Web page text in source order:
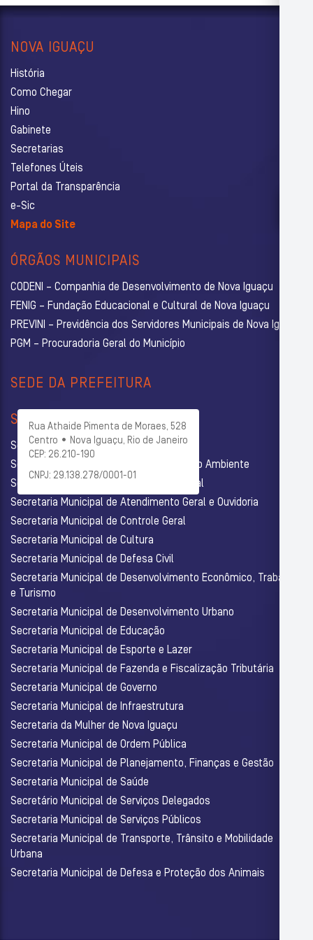
NOVA IGUAÇU
História
Como Chegar
Hino
Gabinete
Secretarias
Telefones Úteis
Portal da Transparência
e-Sic
Mapa do Site
ÓRGÃOS MUNICIPAIS
CODENI – Companhia de Desenvolvimento de Nova Iguaçu
FENIG – Fundação Educacional e Cultural de Nova Iguaçu
PREVINI – Previdência dos Servidores Municipais de Nova Iguaçu
PGM – Procuradoria Geral do Município
SEDE DA PREFEITURA
Rua Athaide Pimenta de Moraes, 528
Centro • Nova Iguaçu, Rio de Janeiro
CEP: 26.210-190
CNPJ: 29.138.278/0001-01
SECRETARIAS
Secretaria Municipal de Administração
Secretaria Municipal de Agricultura e Meio Ambiente
Secretaria Municipal de Assistência Social
Secretaria Municipal de Atendimento Geral e Ouvidoria
Secretaria Municipal de Controle Geral
Secretaria Municipal de Cultura
Secretaria Municipal de Defesa Civil
Secretaria Municipal de Desenvolvimento Econômico, Trabalho
e Turismo
Secretaria Municipal de Desenvolvimento Urbano
Secretaria Municipal de Educação
Secretaria Municipal de Esporte e Lazer
Secretaria Municipal de Fazenda e Fiscalização Tributária
Secretaria Municipal de Governo
Secretaria Municipal de Infraestrutura
Secretaria da Mulher de Nova Iguaçu
Secretaria Municipal de Ordem Pública
Secretaria Municipal de Planejamento, Finanças e Gestão
Secretaria Municipal de Saúde
Secretário Municipal de Serviços Delegados
Secretaria Municipal de Serviços Públicos
Secretaria Municipal de Transporte, Trânsito e Mobilidade
Urbana
Secretaria Municipal de Defesa e Proteção dos Animais